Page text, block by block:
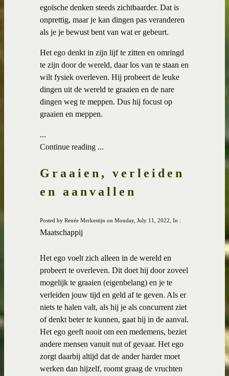
egoïsche denken steeds zichtbaarder. Dat is
onprettig, maar je kan dingen pas veranderen
als je je bewust bent van wat er gebeurt.
Het ego denkt in zijn lijf te zitten en omringd
te zijn door de wereld, daar los van te staan en
wilt fysiek overleven. Hij probeert de leuke
dingen uit de wereld te graaien en de nare
dingen weg te meppen. Dus hij focust op
graaien en meppen.
...
Continue reading ...
Graaien, verleiden
en aanvallen
Posted by Renée Merkestijn on Monday, July 11, 2022, In :
Maatschappij
Het ego voelt zich alleen in de wereld en
probeert te overleven. Dit doet hij door zoveel
mogelijk te graaien (eigenbelang) en je te
verleiden jouw tijd en geld af te geven. Als er
niets te halen valt, als hij je als concurrent ziet
of denkt beter te kunnen, gaat hij in de aanval.
Het ego geeft nooit om een medemens, beziet
andere mensen vanuit nut of gevaar. Het ego
zorgt daarbij altijd dat de ander harder moet
werken dan hijzelf, roomt graag de vruchten